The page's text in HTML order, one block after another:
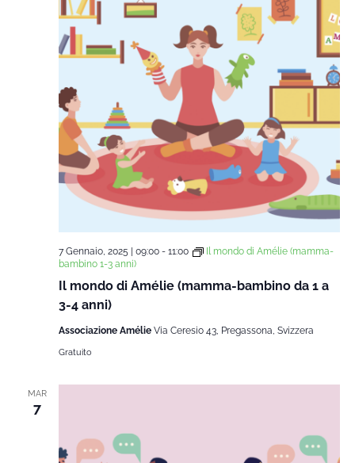
Il mondo di Amélie (mamma-bambino da 1 a
3-4 anni)
7 Gennaio, 2025 | 09:00- 11:00
Il mondo di Amélie (mamma-
bambino 1-3 anni)
Associazione Amélie Via Ceresio 43, Pregassona, Svizzera
Gratuito
MAR
7